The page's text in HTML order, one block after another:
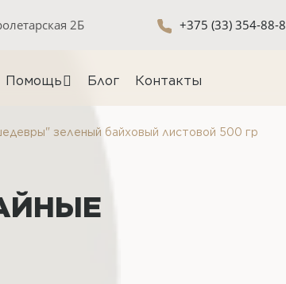
2Б +375 (33) 354-88-
Помощь Блог Контакты
зеленый байховый листовой 500 гр